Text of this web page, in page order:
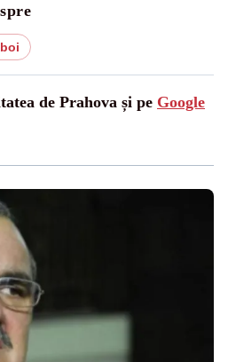
de Prahova și pe Google